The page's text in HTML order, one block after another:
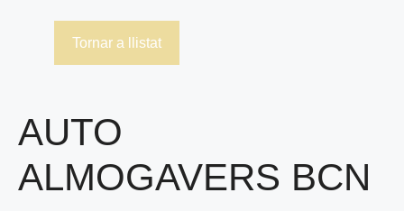
Tornar a llistat
AUTO
ALMOGAVERS BCN